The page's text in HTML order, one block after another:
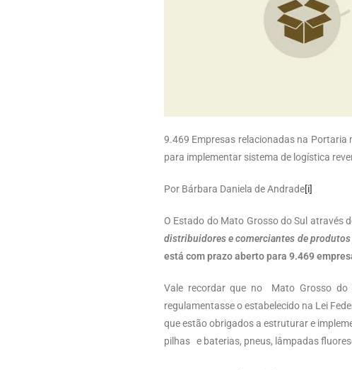
9.469 Empresas relacionadas na Portaria
para implementar sistema de logística
Por Bárbara Daniela de Andrade[i]
O Estado do Mato Grosso do Sul através
distribuidores e comerciantes de
está com prazo aberto para 9.469
Vale recordar que no Mato Grosso do
regulamentasse o estabelecido na Lei
que estão obrigados a estruturar e
pilhas e baterias, pneus, lâmpadas